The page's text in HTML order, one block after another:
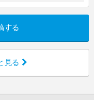
する
見る